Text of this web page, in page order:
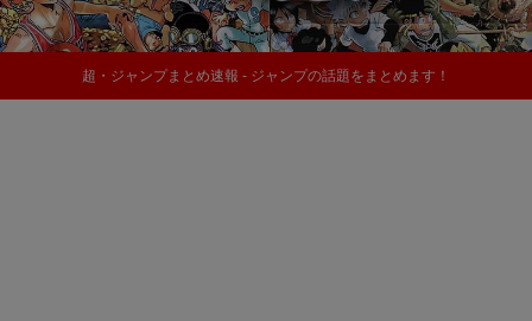
超・ジャンプまとめ速報 - ジャンプの話題をまとめます！